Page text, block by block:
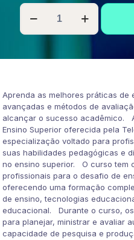
PÓS-
GRADUAÇÃO
EM
Aprenda as melhores práticas
avançadas e métodos de
alcançar o sucesso acadêmico.
Ensino Superior oferecida pela
especialização voltado para
suas habilidades pedagógicas e
no ensino superior. O curso tem
profissionais para o desafio de
oferecendo uma formação
de ensino, tecnologias
educacional. Durante o curso,
para planejar, ministrar e avaliar
capacidade de pesquisa e